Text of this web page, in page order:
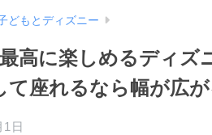
どもとディズニー
高に楽しめるディズ
て座れるなら幅が広が
1日